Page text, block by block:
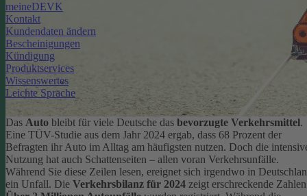
meineDEVK
Kontakt
Kundendaten ändern
Bescheinigungen
Kündigung
Produktservices
Wissenswertes
Leichte Sprache
Das Auto bleibt für viele Deutsche das bevorzugte Verkehrsmittel.
Eine TÜV-Studie aus dem Jahr 2024 ergab, dass 68 Prozent der
Befragten ihr Auto im Alltag am häufigsten nutzen. Doch die
Nutzung hat auch Schattenseiten – allen voran Verkehrsunfälle.
Während Sie diese Zeilen lesen, ereignet sich irgendwo in
ein Unfall. Die Verkehrsbilanz für 2024 zeigt erschreckende